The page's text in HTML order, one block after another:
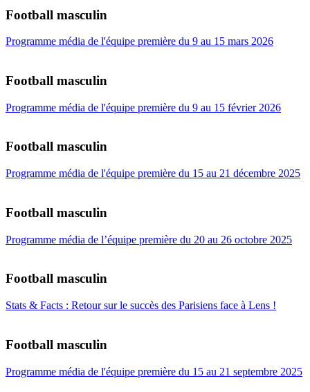
Football masculin
Programme média de l'équipe première du 9 au 15 mars 2026
Football masculin
Programme média de l'équipe première du 9 au 15 février 2026
Football masculin
Programme média de l'équipe première du 15 au 21 décembre 2025
Football masculin
Programme média de l’équipe première du 20 au 26 octobre 2025
Football masculin
Stats & Facts : Retour sur le succès des Parisiens face à Lens !
Football masculin
Programme média de l'équipe première du 15 au 21 septembre 2025